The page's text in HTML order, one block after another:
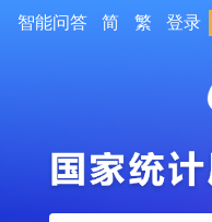
智能问答 简 繁 登录